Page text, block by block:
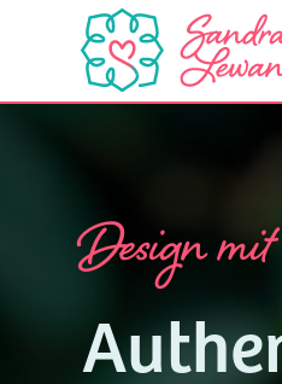
Design